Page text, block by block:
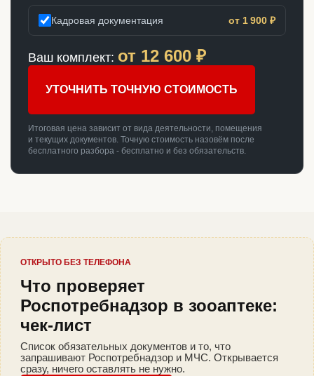
Кадровая документация от 1 900 ₽
Ваш комплект: от 12 600 ₽
УТОЧНИТЬ ТОЧНУЮ СТОИМОСТЬ
Итоговая цена зависит от вида деятельности, помещения
и текущих документов. Точную стоимость назовём после
бесплатного разбора - бесплатно и без обязательств.
ОТКРЫТО БЕЗ ТЕЛЕФОНА
Что проверяет
Роспотребнадзор в зооаптеке:
чек-лист
Список обязательных документов и то, что
запрашивают Роспотребнадзор и МЧС. Открывается
сразу, ничего оставлять не нужно.